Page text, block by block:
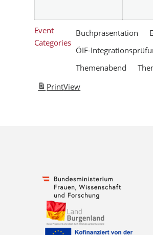
Event
Categories
Buchpräsentation
ÖIF-
Themenabend
PrintView